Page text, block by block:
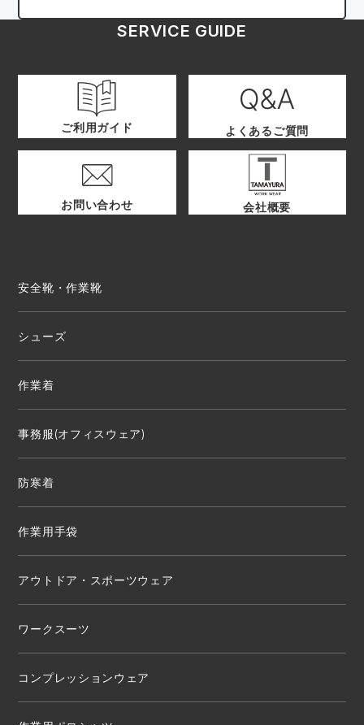
SERVICE GUIDE
ご利用ガイド よくあるご質問
お問い合わせ 会社概要
安全靴・作業靴
シューズ
作業着
事務服(オフィスウェア)
防寒着
作業用手袋
アウトドア・スポーツウェア
ワークスーツ
コンプレッションウェア